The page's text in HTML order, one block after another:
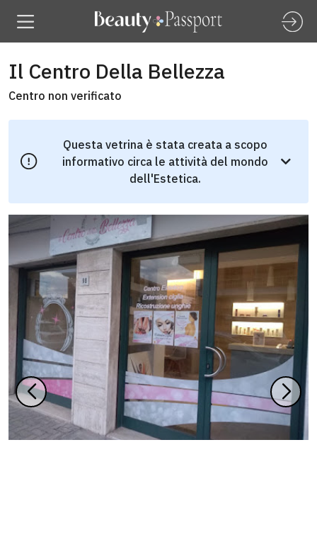
Il Centro Della Bellezza
Centro non verificato
Questa vetrina è stata creata a scopo
informativo circa le attività del mondo
dell'Estetica.